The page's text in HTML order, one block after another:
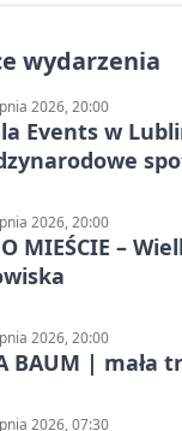
wydarzenia
2026, 20:00
Events w
2026, 20:00
MIEŚCIE –
2026, 20:00
BAUM | mała
2026, 07:30